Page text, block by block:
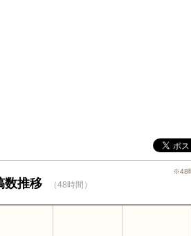
数推移 （48時間）
※48